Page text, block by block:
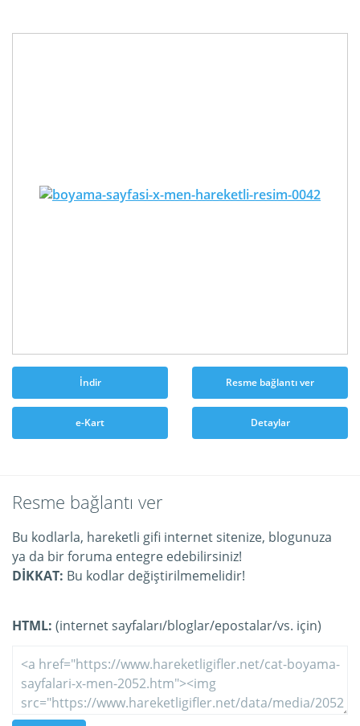
İndir Resme bağlantı ver
e-Kart Detaylar
Resme bağlantı ver
Bu kodlarla, hareketli gifi internet sitenize, blogunuza
ya da bir foruma entegre edebilirsiniz!
DİKKAT: Bu kodlar değiştirilmemelidir!
HTML: (internet sayfaları/bloglar/epostalar/vs. için)